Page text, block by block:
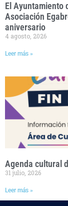
El Ayuntamiento
Asociación
aniversario
4 agosto, 2026
Leer más »
Agenda cultural
31 julio, 2026
Leer más »